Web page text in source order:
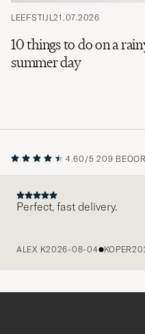
LEEFSTIJL21.07.2026
10 things to do on a
summer day
4.60/5 209
Perfect, fast delivery.
ALEX K2026-08-04 KOPER